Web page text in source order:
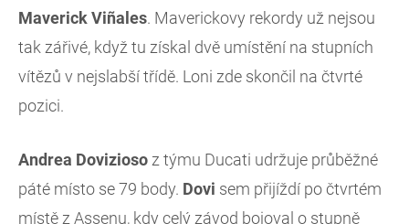
MaverickViñales. Maverickovy rekordy už nejsou
tak zářivé, když tu získal dvě umístění na stupních
vítězů v nejslabší třídě. Loni zde skončil na čtvrté
pozici.
Andrea Doviziosoz týmu Ducati udržuje průběžné
páté místo se 79 body. Dovi sem přijíždí po čtvrtém
místě z Assenu, kdy celý závod bojoval o stupně